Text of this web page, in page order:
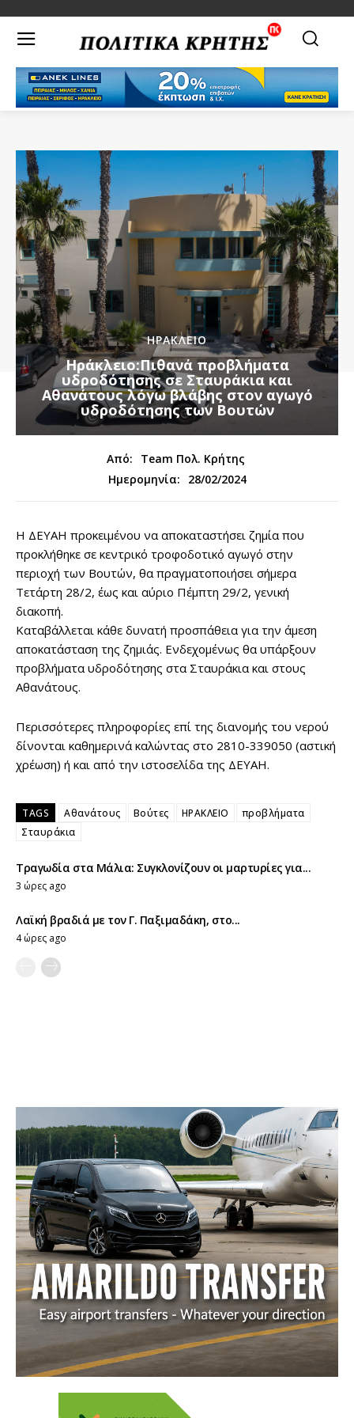
ΗΡΑΚΛΕΙΟ
Ηράκλειο:Πιθανά προβλήματα
υδροδότησης σε Σταυράκια και
Αθανάτους λόγω βλάβης στον αγωγό
υδροδότησης των Βουτών
Από:
Team Πολ. Κρήτης
Ημερομηνία:
28/02/2024
Η ΔΕΥΑΗ προκειμένου να αποκαταστήσει ζημία που
προκλήθηκε σε κεντρικό τροφοδοτικό αγωγό στην
περιοχή των Βουτών, θα πραγματοποιήσει σήμερα
Τετάρτη 28/2, έως και αύριο Πέμπτη 29/2, γενική
διακοπή.
Καταβάλλεται κάθε δυνατή προσπάθεια για την άμεση
αποκατάσταση της ζημιάς. Ενδεχομένως θα υπάρξουν
προβλήματα υδροδότησης στα Σταυράκια και στους
Αθανάτους.
Περισσότερες πληροφορίες επί της διανομής του νερού
δίνονται καθημερινά καλώντας στο 2810-339050 (αστική
χρέωση) ή και από την ιστοσελίδα της ΔΕΥΑΗ.
TAGS Αθανάτους Βούτες ΗΡΑΚΛΕΙΟ
προβλήματα
Σταυράκια
Τραγωδία στα Μάλια: Συγκλονίζουν οι μαρτυρίες για...
3 ώρες ago
Λαϊκή βραδιά με τον Γ. Παξιμαδάκη, στο...
4 ώρες ago